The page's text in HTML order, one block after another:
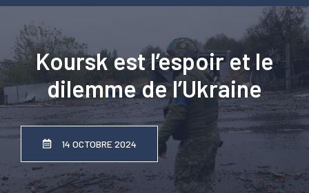
Koursk est l’espoir et le
dilemme de l’Ukraine
14 OCTOBRE 2024